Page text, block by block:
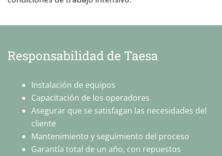
Responsabilidad de Taesa
Instalación de equipos
Capacitación de los operadores
Asegurar que se satisfagan las necesidades del
cliente
Mantenimiento y seguimiento del proceso
Garantía total de un año, con repuestos